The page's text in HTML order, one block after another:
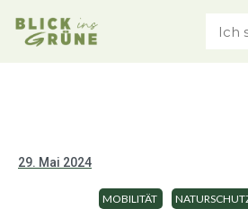
29. Mai 2024
MOBILITÄT